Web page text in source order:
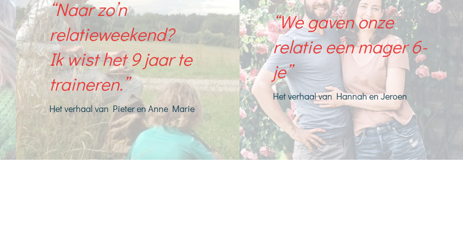
“Naar zo’n
relatieweekend?
Ik wist het 9 jaar te
traineren.”
Het verhaal van Pieter en Anne Marie
“We gaven onze
relatie een mager 6-
je”
Het verhaal van Hannah en Jeroen